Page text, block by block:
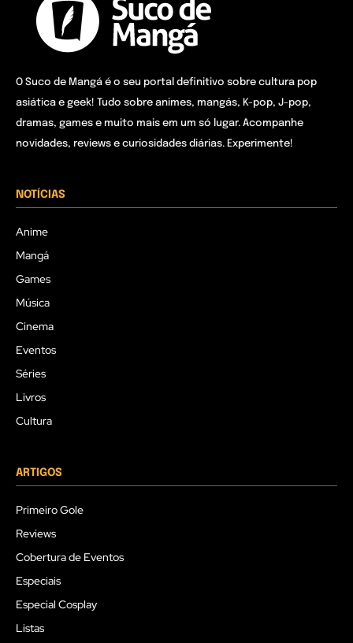
O Suco de Mangá é o seu portal definitivo sobre cultura pop
asiática e geek! Tudo sobre animes, mangás, K-pop, J-pop,
dramas, games e muito mais em um só lugar. Acompanhe
novidades, reviews e curiosidades diárias. Experimente!
NOTÍCIAS
Anime
Mangá
Games
Música
Cinema
Eventos
Séries
Livros
Cultura
ARTIGOS
Primeiro Gole
Reviews
Cobertura de Eventos
Especiais
Especial Cosplay
Listas